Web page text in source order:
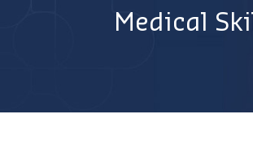
Medical